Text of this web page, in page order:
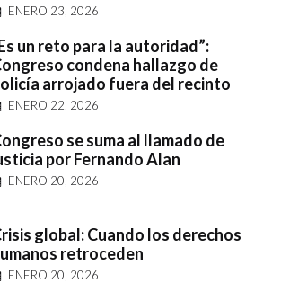
ENERO 23, 2026
un reto para la autoridad”:
condena hallazgo de
arrojado fuera del recinto
ENERO 22, 2026
se suma al llamado de
por Fernando Alan
ENERO 20, 2026
global: Cuando los derechos
retroceden
ENERO 20, 2026